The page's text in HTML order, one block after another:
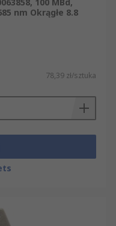
nm Okrągłe 8.8
78,39 zł/sztuka